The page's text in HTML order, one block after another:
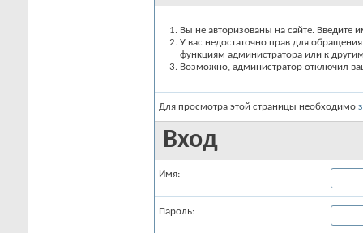
Вы не авторизованы на сайте. Введите
У вас недостаточно прав для
функциям администратора или к
Возможно, администратор отключил
Для просмотра этой страницы необходимо
Вход
Имя:
Пароль: